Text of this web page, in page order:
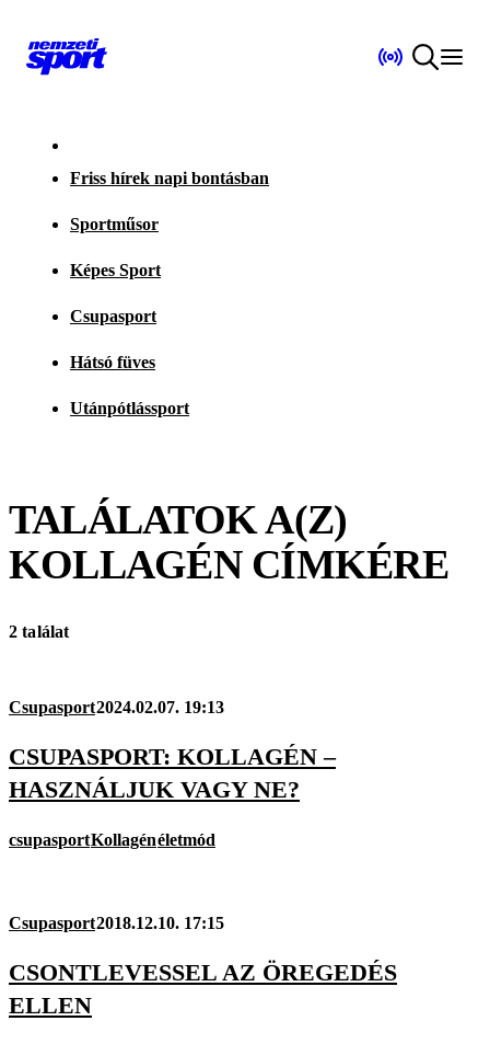
Friss hírek napi bontásban
Sportműsor
Képes Sport
Csupasport
Hátsó füves
Utánpótlássport
TALÁLATOK A(Z)
KOLLAGÉNCÍMKÉRE
2 találat
Csupasport2024.02.07. 19:13
CSUPASPORT: KOLLAGÉN –
HASZNÁLJUK VAGY NE?
csupasportKollagénéletmód
Csupasport2018.12.10. 17:15
CSONTLEVESSEL AZ ÖREGEDÉS
ELLEN